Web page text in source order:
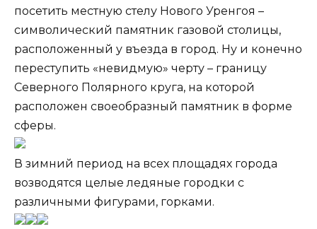
посетить местную стелу Нового Уренгоя –
символический памятник газовой столицы,
расположенный у въезда в город. Ну и конечно
переступить «невидмую» черту – границу
Северного Полярного круга, на которой
расположен своеобразный памятник в форме
сферы.
В зимний период на всех площадях города
возводятся целые ледяные городки с
различными фигурами, горками.